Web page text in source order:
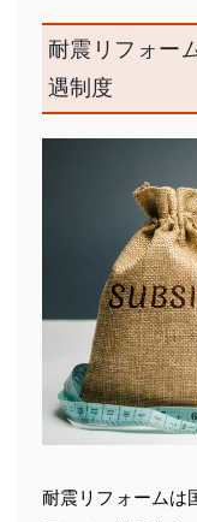
耐震リフォー
遇制度
耐震リフォームは